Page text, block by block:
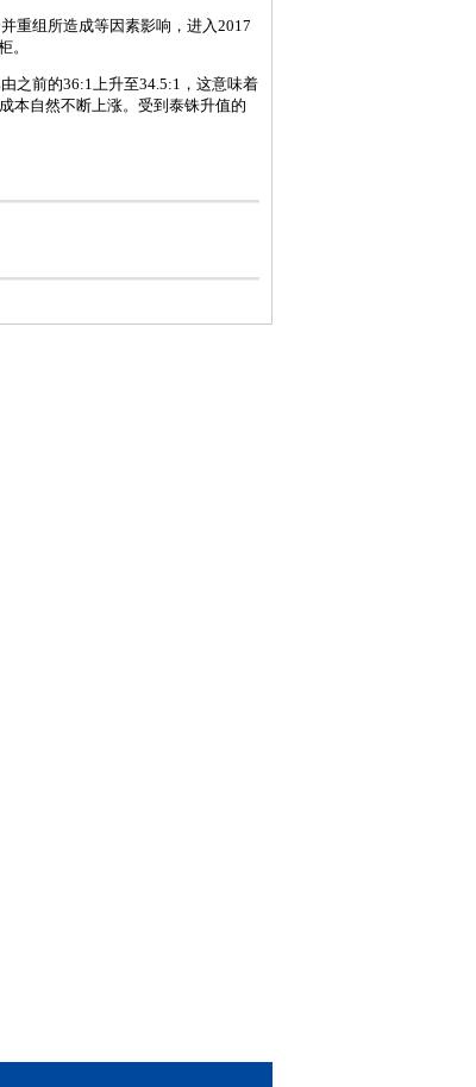
重组所造成等因素影响，进入2017
。
之前的36:1上升至34.5:1，这意味着
本自然不断上涨。受到泰铢升值的